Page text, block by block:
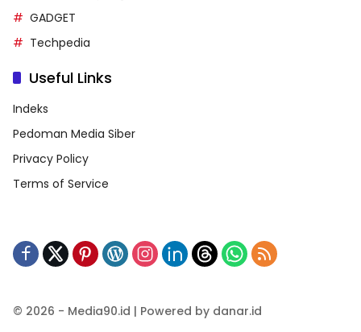
GADGET
Techpedia
Useful Links
Indeks
Pedoman Media Siber
Privacy Policy
Terms of Service
© 2026 - Media90.id | Powered by danar.id